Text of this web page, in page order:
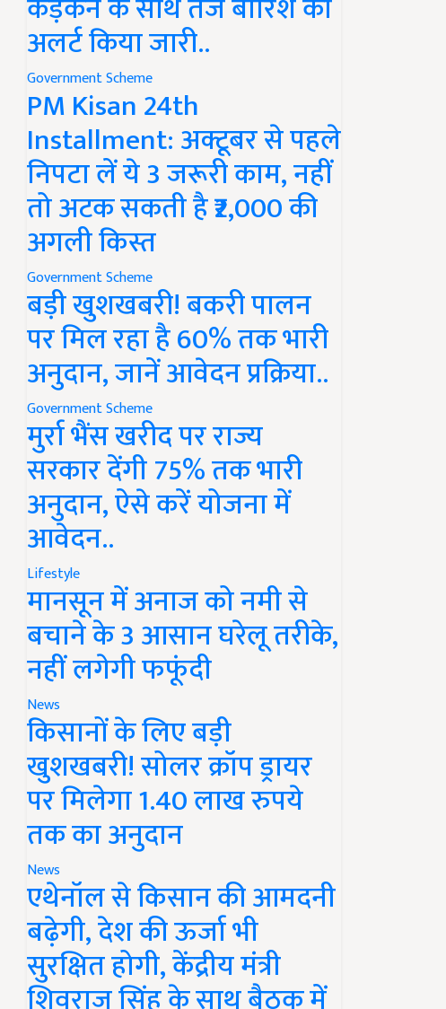
अलर्ट किया जारी..
Government Scheme
PM Kisan 24th
Installment: अक्टूबर से पहले
निपटा लें ये 3 जरूरी काम, नहीं
तो अटक सकती है ₹2,000 की
अगली किस्त
Government Scheme
बड़ी खुशखबरी! बकरी पालन
पर मिल रहा है 60% तक भारी
अनुदान, जानें आवेदन प्रक्रिया..
Government Scheme
मुर्रा भैंस खरीद पर राज्य
सरकार देंगी 75% तक भारी
अनुदान, ऐसे करें योजना में
आवेदन..
Lifestyle
मानसून में अनाज को नमी से
बचाने के 3 आसान घरेलू तरीके,
नहीं लगेगी फफूंदी
News
किसानों के लिए बड़ी
खुशखबरी! सोलर क्रॉप ड्रायर
पर मिलेगा 1.40 लाख रुपये
तक का अनुदान
News
एथेनॉल से किसान की आमदनी
बढ़ेगी, देश की ऊर्जा भी
सुरक्षित होगी, केंद्रीय मंत्री